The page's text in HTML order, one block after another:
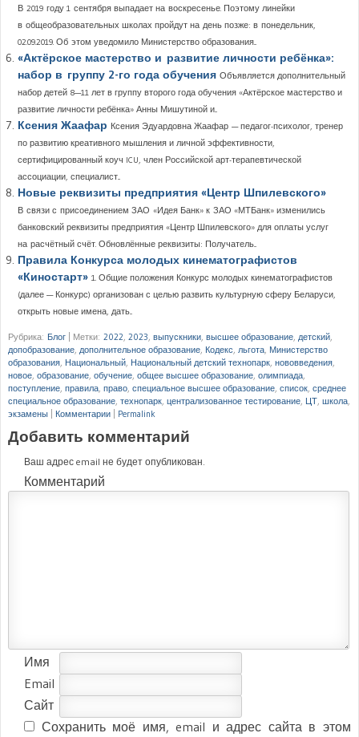
В 2019 году 1 сентября выпадает на воскресенье. Поэтому линейки
в общеобразовательных школах пройдут на день позже: в понедельник,
02.09.2019. Об этом уведомило Министерство образования...
«Актёрское мастерство и развитие личности ребёнка»:
набор в группу 2-го года обучения Объявляется дополнительный
набор детей 8—11 лет в группу второго года обучения «Актёрское мастерство и
развитие личности ребёнка» Анны Мишутиной и...
Ксения Жаафар Ксения Эдуардовна Жаафар — педагог-психолог, тренер
по развитию креативного мышления и личной эффективности,
сертифицированный коуч ICU, член Российской арт-терапевтической
ассоциации, специалист...
Новые реквизиты предприятия «Центр Шпилевского»
В связи с присоединением ЗАО «Идея Банк» к ЗАО «МТБанк» изменились
банковский реквизиты предприятия «Центр Шпилевского» для оплаты услуг
на расчётный счёт. Обновлённые реквизиты: Получатель...
Правила Конкурса молодых кинематографистов
«Киностарт» 1. Общие положения Конкурс молодых кинематографистов
(далее — Конкурс) организован с целью развить культурную сферу Беларуси,
открыть новые имена, дать...
Рубрика: Блог Метки: 2022, 2023, выпускники, высшее образование, детский,
допобразование, дополнительное образование, Кодекс, льгота, Министерство
образования, Национальный, Национальный детский технопарк, нововведения,
новое, образование, обучение, общее высшее образование, олимпиада,
поступление, правила, право, специальное высшее образование, список, среднее
специальное образование, технопарк, централизованное тестирование, ЦТ, школа,
экзамены
Комментарии Permalink
Добавить комментарий
Ваш адрес email не будет опубликован.
Комментарий
Имя
Email
Сайт
Сохранить моё имя, email и адрес сайта в этом